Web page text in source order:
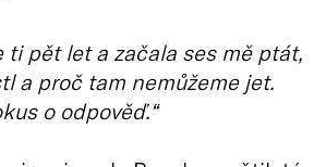
ti pět let a začala ses mě ptát,
a proč tam nemůžeme jet.
o odpověď.“